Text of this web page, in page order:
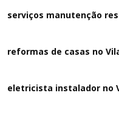
serviços manutenção
reformas de casas no
eletricista instalador no